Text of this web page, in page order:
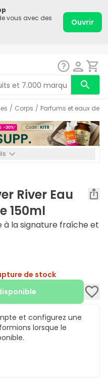
vous avec des
Ouvrir
/ Corps / Parfums et eaux de
River Eau
150ml
à la signature fraîche et
de stock
et configurez une
lorsque le